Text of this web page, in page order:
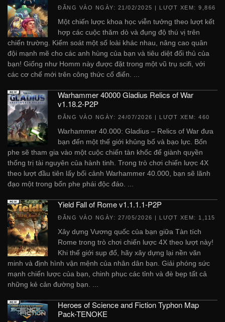
ĐĂNG VÀO NGÀY: 21/02/2025 | LƯỢT XEM: 9,866
Một chiến lược khoa học viễn tưởng theo lượt kết
hợp các cuộc thăm dò và đụng độ thú vị trên
chiến trường. Kiểm soát một số loài khác nhau, nâng cao quân
đội mạnh mẽ cho các anh hùng của bạn và tiêu diệt đối thủ của
bạn! Giống như Homm này được đặt trong một vũ trụ scifi, với
các cơ chế mới trên công thức cổ điển. ...
Warhammer 40000 Gladius Relics of War
v1.18.2-P2P
ĐĂNG VÀO NGÀY: 24/07/2026 | LƯỢT XEM: 460
Warhammer 40.000: Gladius – Relics of War đưa
bạn đến một thế giới khủng bố và bạo lực. Bốn
phe sẽ tham gia vào một cuộc chiến tàn khốc để giành quyền
thống trị tài nguyên của hành tinh. Trong trò chơi chiến lược 4X
theo lượt đầu tiên lấy bối cảnh Warhammer 40.000, bạn sẽ lãnh
đạo một trong bốn phe phái độc đáo. ...
Yield Fall of Rome v1.1.1.1-P2P
ĐĂNG VÀO NGÀY: 27/05/2026 | LƯỢT XEM: 1,115
Xây dựng Vương quốc của bạn giữa Tàn tích
Rome trong trò chơi chiến lược 4X theo lượt này!
Khi thế giới sụp đổ, hãy xây dựng lại nền văn
minh và định hình vận mệnh của nhân dân bạn. Giải phóng sức
mạnh chiến lược của bạn, chinh phục các tỉnh và đè bẹp tất cả
những kẻ cản đường bạn. ...
Heroes of Science and Fiction Typhon Map
Pack-TENOKE